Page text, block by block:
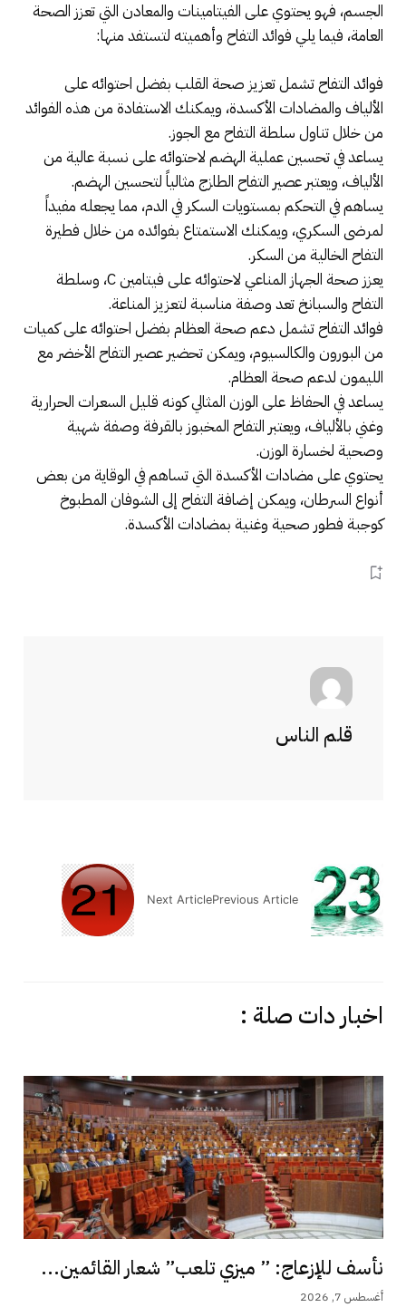
الجسم، فهو يحتوي على الفيتامينات والمعادن التي تعزز الصحة
العامة، فيما يلي فوائد التفاح وأهميته لتستفد منها:
فوائد التفاح تشمل تعزيز صحة القلب بفضل احتوائه على
الألياف والمضادات الأكسدة، ويمكنك الاستفادة من هذه الفوائد
من خلال تناول سلطة التفاح مع الجوز.
يساعد في تحسين عملية الهضم لاحتوائه على نسبة عالية من
الألياف، ويعتبر عصير التفاح الطازج مثالياً لتحسين الهضم.
يساهم في التحكم بمستويات السكر في الدم، مما يجعله مفيداً
لمرضى السكري، ويمكنك الاستمتاع بفوائده من خلال فطيرة
التفاح الخالية من السكر.
يعزز صحة الجهاز المناعي لاحتوائه على فيتامين C، وسلطة
التفاح والسبانخ تعد وصفة مناسبة لتعزيز المناعة.
فوائد التفاح تشمل دعم صحة العظام بفضل احتوائه على كميات
من البورون والكالسيوم، ويمكن تحضير عصير التفاح الأخضر مع
الليمون لدعم صحة العظام.
يساعد في الحفاظ على الوزن المثالي كونه قليل السعرات الحرارية
وغني بالألياف، ويعتبر التفاح المخبوز بالقرفة وصفة شهية
وصحية لخسارة الوزن.
يحتوي على مضادات الأكسدة التي تساهم في الوقاية من بعض
أنواع السرطان، ويمكن إضافة التفاح إلى الشوفان المطبوخ
كوجبة فطور صحية وغنية بمضادات الأكسدة.
قلم الناس
Previous Article
Next Article
اخبار دات صلة :
نأسف للإزعاج: ” ميزي تلعب” شعار القائمين...
أغسطس 7, 2026